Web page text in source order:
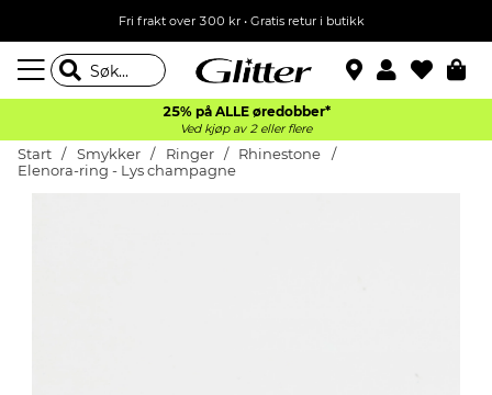
Fri frakt over 300 kr • Gratis retur i butikk
25% på ALLE øredobber*
Ved kjøp av 2 eller flere
Start Smykker Ringer
Rhinestone
Elenora-ring - Lys champagne